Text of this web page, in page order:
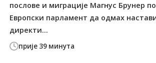
прије 39 минута
послове и миграције Магнус Брунер
Европски парламент да одмах
директи...